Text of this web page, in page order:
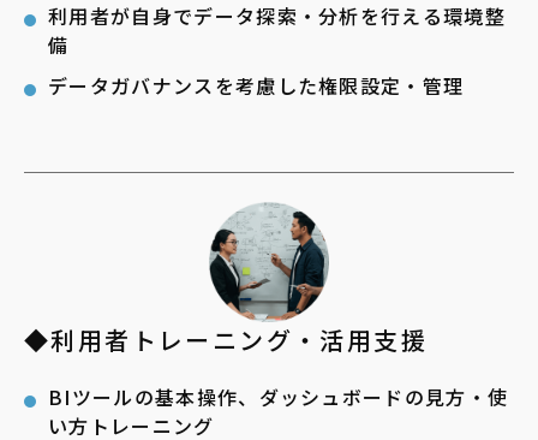
利用者が自身でデータ探索・分析を行える環境整
備
データガバナンスを考慮した権限設定・管理
◆利用者トレーニング・活用支援
BIツールの基本操作、ダッシュボードの見方・使
い方トレーニング